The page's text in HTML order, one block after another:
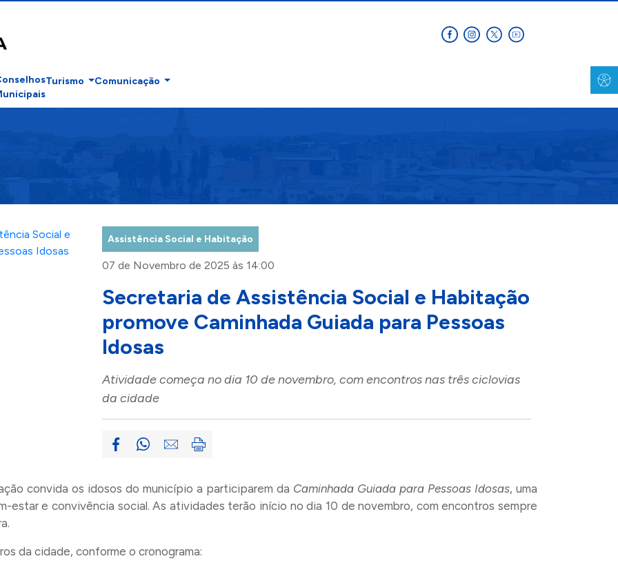
Turismo Comunicação
Assistência Social e Habitação
07 de Novembro de 2025 às 14:00
Secretaria de Assistência Social e Habitação
promove Caminhada Guiada para Pessoas
Idosas
Atividade começa no dia 10 de novembro, com encontros nas três ciclovias
da cidade
convida os idosos do município a participarem da Caminhada Guiada para Pessoas Idosas, uma
estar e convivência social. As atividades terão início no dia 10 de novembro, com encontros sempre
da cidade, conforme o cronograma: